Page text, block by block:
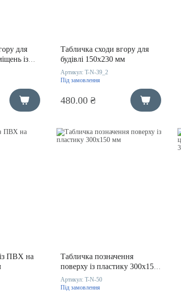
для
із
Табличка сходи вгору для
будівлі 150х230 мм
Артикул: T-N-39_2
Під замовлення
480.00 ₴
Табличка позначення
поверху із пластику 300х150
мм
Артикул: T-N-50
Під замовлення